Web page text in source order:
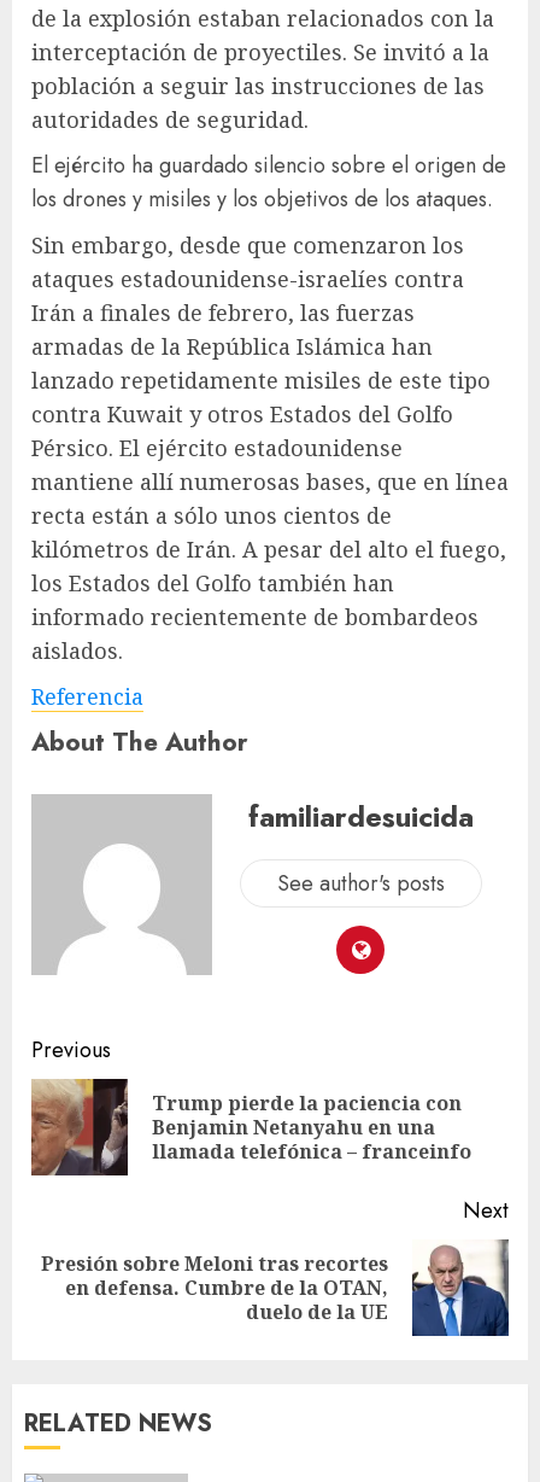
de la explosión estaban relacionados con la
interceptación de proyectiles. Se invitó a la
población a seguir las instrucciones de las
autoridades de seguridad.
El ejército ha guardado silencio sobre el origen de
los drones y misiles y los objetivos de los ataques.
Sin embargo, desde que comenzaron los
ataques estadounidense-israelíes contra
Irán a finales de febrero, las fuerzas
armadas de la República Islámica han
lanzado repetidamente misiles de este tipo
contra Kuwait y otros Estados del Golfo
Pérsico. El ejército estadounidense
mantiene allí numerosas bases, que en línea
recta están a sólo unos cientos de
kilómetros de Irán. A pesar del alto el fuego,
los Estados del Golfo también han
informado recientemente de bombardeos
aislados.
Referencia
About The Author
familiardesuicida
See author's posts
Previous
Trump pierde la paciencia con
Benjamin Netanyahu en una
llamada telefónica – franceinfo
Next
Presión sobre Meloni tras recortes
en defensa. Cumbre de la OTAN,
duelo de la UE
RELATED NEWS